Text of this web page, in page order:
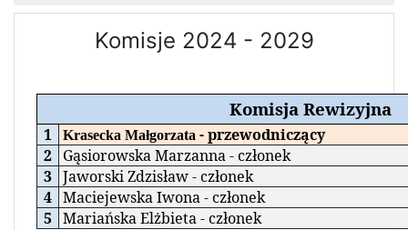
Komisje 2024 - 2029
Komisja Rewizyjna
1 Krasecka Małgorzata - przewodniczący
2
Gąsiorowska Marzanna - członek
3 Jaworski Zdzisław - członek
4 Maciejewska Iwona - członek
5
Mariańska Elżbieta - członek